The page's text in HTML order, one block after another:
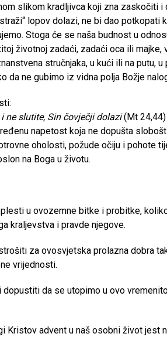
slikom kradljivca koji zna zaskočiti i
lopov dolazi, ne bi dao potkopati
Stoga će se naša budnost u
životnoj zadaći, zadaći oca ili majke,
stručnjaka, u kući ili na putu,
da ne gubimo iz vidna polja Božje
ne slutite, Sin čovječji dolazi(Mt 24,44)
napetost koja ne dopušta
oholosti, požude očiju i pohote
na Boga u životu.
u ovozemne bitke i probitke,
kraljevstva i pravde njegove.
za ovosvjetska prolazna dobra
vrijednosti.
da se utopimo u ovo
Kristov advent u naš osobni život jest